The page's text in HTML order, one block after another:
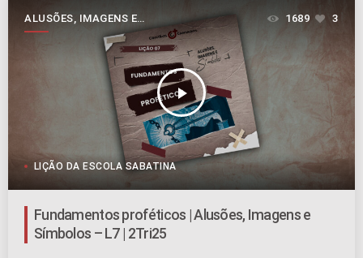
ALUSÕES, IMAGENS E
SÍMBOLOS
play_arrow
1689 3
LIÇÃO DA ESCOLA SABATINA
Fundamentos proféticos | Alusões, Imagens e
Símbolos – L7 | 2Tri25